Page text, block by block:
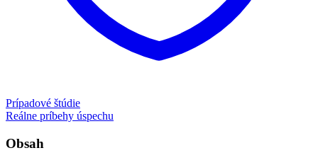
Prípadové štúdie
Reálne príbehy úspechu
Obsah